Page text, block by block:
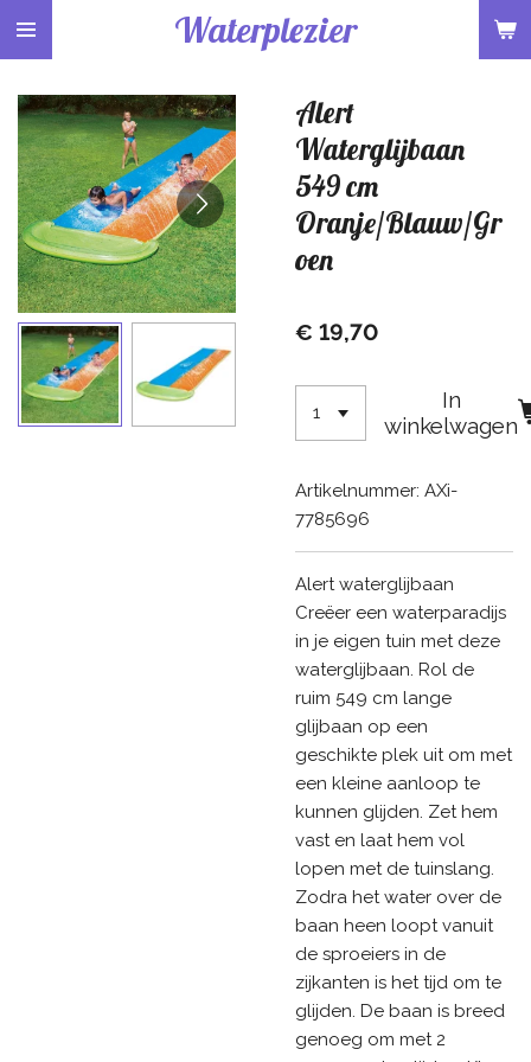
Ga
de
hoofdinhoud
Waterplezier
Alert
Waterglijbaan
549 cm
Oranje/Blauw/Gr
oen
€ 19,70
In
winkelwagen
Artikelnummer: AXi-
7785696
Alert waterglijbaan
Creëer een waterparadijs
in je eigen tuin met deze
waterglijbaan. Rol de
ruim 549 cm lange
glijbaan op een
geschikte plek uit om met
een kleine aanloop te
kunnen glijden. Zet hem
vast en laat hem vol
lopen met de tuinslang.
Zodra het water over de
baan heen loopt vanuit
de sproeiers in de
zijkanten is het tijd om te
glijden. De baan is breed
genoeg om met 2